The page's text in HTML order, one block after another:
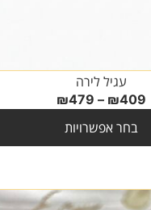
עגיל לירה
₪409
–
₪479
בחר אפשרויות